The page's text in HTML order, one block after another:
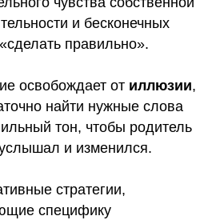
и бесконечных
правильно».
освобождает от иллюзии,
найти нужные слова
тон, чтобы родитель
и изменился.
стратегии,
специфику